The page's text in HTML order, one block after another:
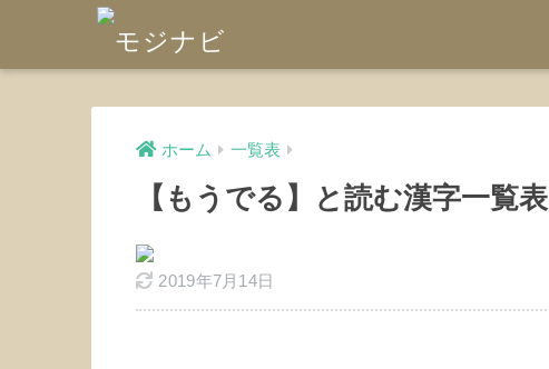
ホーム 一覧表
【もうでる】と読む漢字一覧表
2019年7月14日